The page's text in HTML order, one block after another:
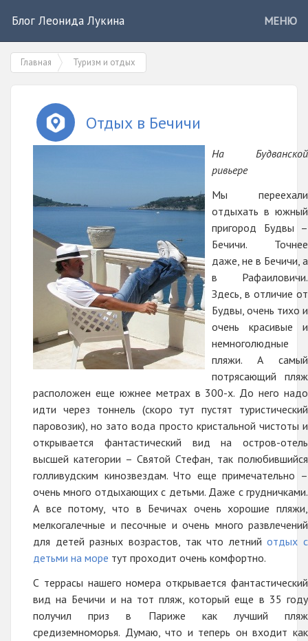
Блог Леонида Лукина МЕНЮ
Главная Туризм и отдых
Отдых в Бечичи
На Будванской
ривьере
Мы переехали
отдыхать в южный
пригород Будвы –
Бечичи. Точнее
даже, не в Бечичи, а
в Рафаиловичи.
Здесь, в отличие от
Будвы, очень тихо и
очень красивые и
немноголюдные
пляжи. А самый
потрясающий пляж
расположен еще южнее метрах в 300-х. До него надо
идти через тоннель (скоро тут пустят туристический
паровозик), но зато вода просто кристальной чистоты и
открывается фантастический вид на остров-отель
высшей категории – Святой Стефан, так полюбившийся
голливудским кинозвездам. Что еще примечательно –
очень много отдыхающих с детьми. Даже с грудничками.
А все потому, что в Бечичах очень хорошие пляжи,
мелкогалечные и песочные и очень много развлечений
для детей разных возрастов, так что летнийотдых с
детьми на море тут проходит очень комфортно.
С террасы нашего номера открывается фантастический
вид на Бечичи и на тот пляж, который еще в 35 году
получил приз в Париже как лучший пляж
средиземноморья. Думаю, что и теперь он входит как